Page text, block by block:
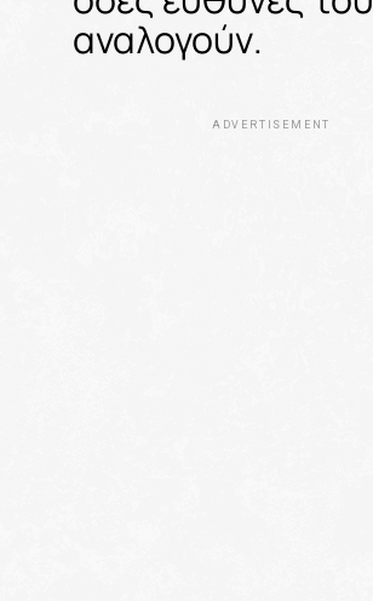
αναλογούν.
ADVERTISEMENT